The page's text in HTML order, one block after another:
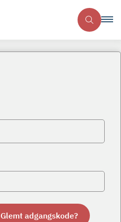
Glemt adgangskode?